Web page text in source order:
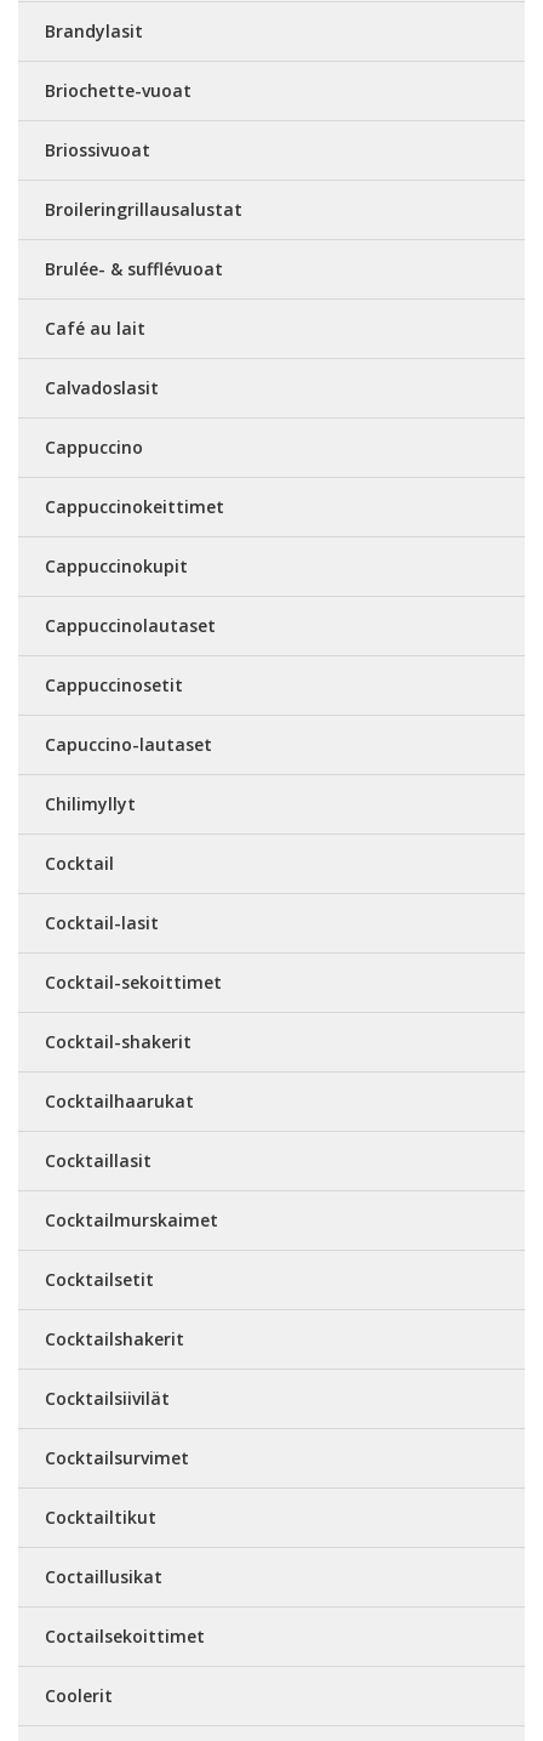
Brandylasit
Briochette-vuoat
Briossivuoat
Broileringrillausalustat
Brulée- & sufflévuoat
Café au lait
Calvadoslasit
Cappuccino
Cappuccinokeittimet
Cappuccinokupit
Cappuccinolautaset
Cappuccinosetit
Capuccino-lautaset
Chilimyllyt
Cocktail
Cocktail-lasit
Cocktail-sekoittimet
Cocktail-shakerit
Cocktailhaarukat
Cocktaillasit
Cocktailmurskaimet
Cocktailsetit
Cocktailshakerit
Cocktailsiivilät
Cocktailsurvimet
Cocktailtikut
Coctaillusikat
Coctailsekoittimet
Coolerit